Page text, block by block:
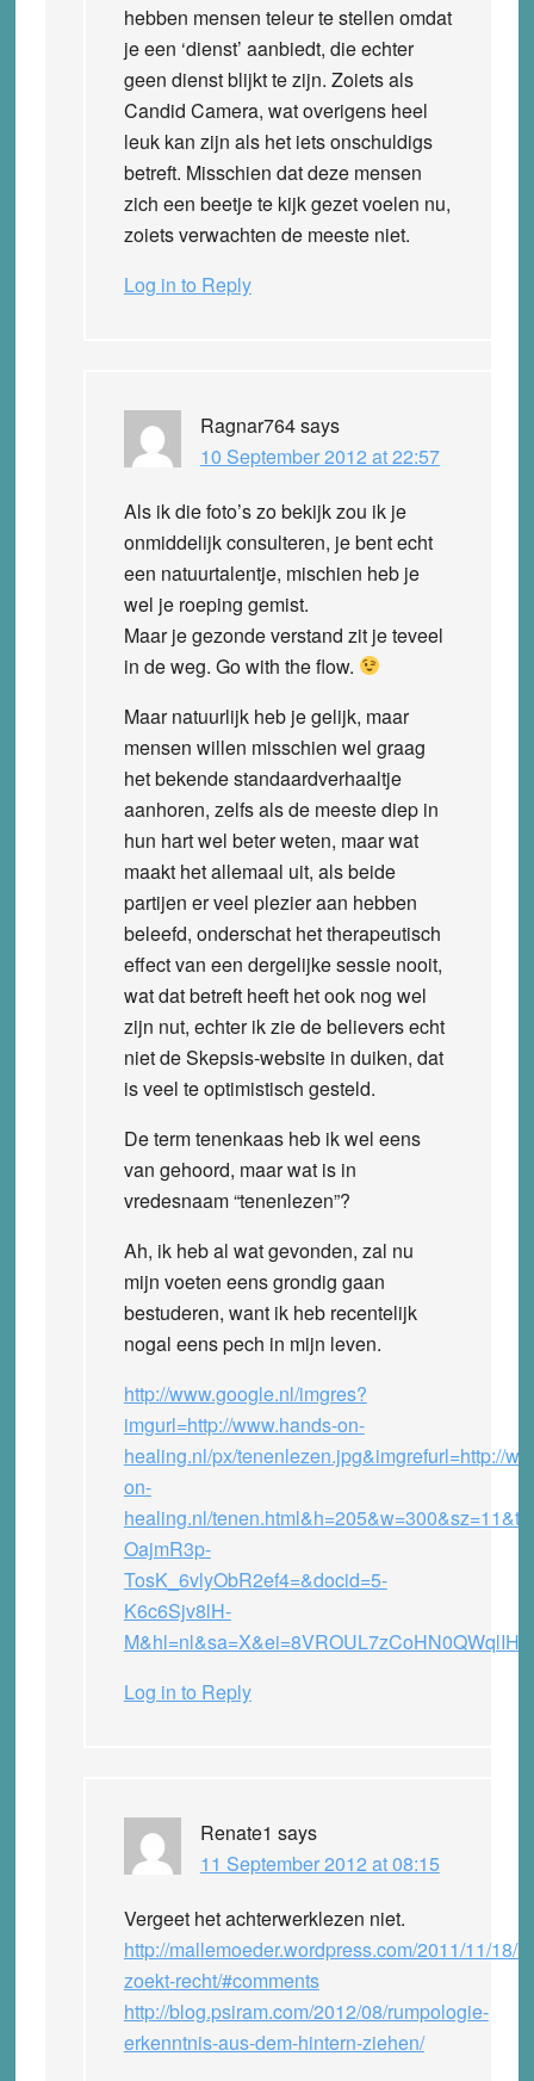
hebben mensen teleur te stellen omdat
je een ‘dienst’ aanbiedt, die echter
geen dienst blijkt te zijn. Zoiets als
Candid Camera, wat overigens heel
leuk kan zijn als het iets onschuldigs
betreft. Misschien dat deze mensen
zich een beetje te kijk gezet voelen nu,
zoiets verwachten de meeste niet.
Log in to Reply
Ragnar764says
10 September 2012 at 22:57
Als ik die foto’s zo bekijk zou ik je
onmiddelijk consulteren, je bent echt
een natuurtalentje, mischien heb je
wel je roeping gemist.
Maar je gezonde verstand zit je teveel
in de weg. Go with the flow.
Maar natuurlijk heb je gelijk, maar
mensen willen misschien wel graag
het bekende standaardverhaaltje
aanhoren, zelfs als de meeste diep in
hun hart wel beter weten, maar wat
maakt het allemaal uit, als beide
partijen er veel plezier aan hebben
beleefd, onderschat het therapeutisch
effect van een dergelijke sessie nooit,
wat dat betreft heeft het ook nog wel
zijn nut, echter ik zie de believers echt
niet de Skepsis-website in duiken, dat
is veel te optimistisch gesteld.
De term tenenkaas heb ik wel eens
van gehoord, maar wat is in
vredesnaam “tenenlezen”?
Ah, ik heb al wat gevonden, zal nu
mijn voeten eens grondig gaan
bestuderen, want ik heb recentelijk
nogal eens pech in mijn leven.
http://www.google.nl/imgres?
imgurl=http://www.hands-on-
healing.nl/px/tenenlezen.jpg&imgrefurl=http://
on-
healing.nl/
OajmR3p-
TosK_6vlyObR2ef4=&docid=5-
K6c6Sjv8lH-
Log in to Reply
Renate1 says
11 September 2012 at 08:15
Vergeet het achterwerklezen niet.
http://mallemoeder.wordpress.com/2011/11/18/
zoekt-recht/#comments
http://blog.psiram.com/2012/08/rumpologie-
erkenntnis-aus-dem-hintern-ziehen/